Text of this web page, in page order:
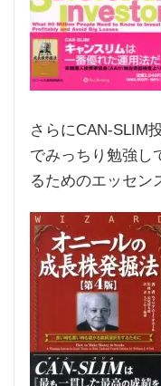
さらにCAN-SLIM
でみっちり勉強し
るためのエッセン